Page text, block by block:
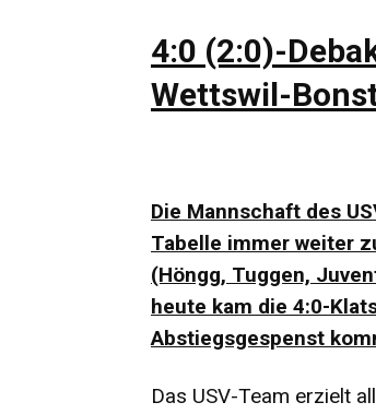
4:0 (2:0)-
Wettswil-
Die Mannschaft des
Tabelle immer weiter
(Höngg, Tuggen,
heute kam die 4:0-
Abstiegsgespenst
Das USV-Team erzielt